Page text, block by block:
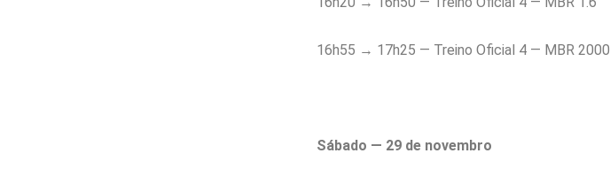
16h55 → 17h25 — Treino Oficial 4 — MBR 2000
Sábado — 29 de novembro